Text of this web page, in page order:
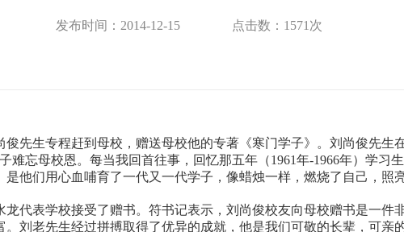
发布时间：2014-12-15 点击数： 1571 次
俊先生专程赶到母校，赠送母校他的专著《寒门学子》。刘尚俊先生
难忘母校恩。每当我回首往事，回忆那五年（1961年-1966年）学习
是他们用心血哺育了一代又一代学子，像蜡烛一样，燃烧了自己，照
龙代表学校接受了赠书。符书记表示，刘尚俊校友向母校赠书是一件
。刘老先生经过拼搏取得了优异的成就，他是我们可敬的长辈，可亲